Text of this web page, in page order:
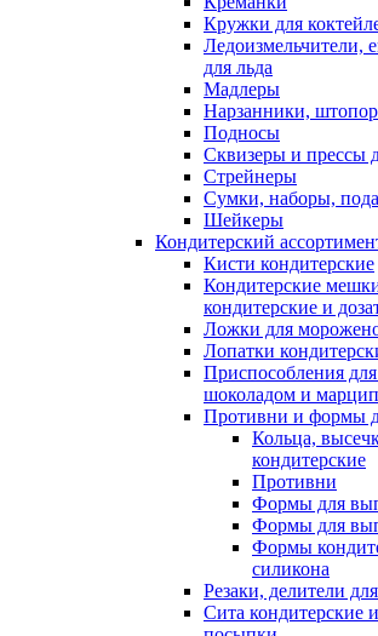
Кружки для
Ледоизмельчители,
для льда
Мадлеры
Нарзанники,
Подносы
Сквизеры и прессы
Стрейнеры
Сумки, наборы,
Шейкеры
Кондитерский
Кисти кондитерские
Кондитерские
кондитерские и
Ложки для
Лопатки
Приспособления
шоколадом и
Противни и формы
Кольца,
кондитерские
Противни
Формы для
Формы для
Формы
силикона
Резаки, делители
Сита кондитерские